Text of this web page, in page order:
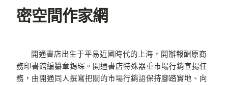
密空間作家網
開通書店出生于平易近國時代的上海，開辦報酬原商
務印書館編纂章錫琛。開通書店特殊器重市場行銷宣揚任
務，由開通同人撰寫把關的市場行銷語保持腳踏實地、向